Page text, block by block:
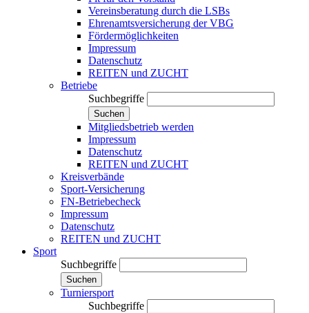
Vereinsberatung durch die LSBs
Ehrenamtsversicherung der VBG
Fördermöglichkeiten
Impressum
Datenschutz
REITEN und ZUCHT
Betriebe
Suchbegriffe
Suchen
Mitgliedsbetrieb werden
Impressum
Datenschutz
REITEN und ZUCHT
Kreisverbände
Sport-Versicherung
FN-Betriebecheck
Impressum
Datenschutz
REITEN und ZUCHT
Sport
Suchbegriffe
Suchen
Turniersport
Suchbegriffe